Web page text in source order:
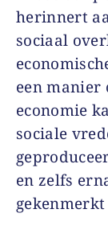
herinnert
sociaal
een manier
economie
sociale
en zelfs